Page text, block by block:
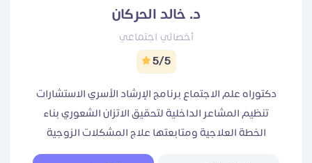
د. خالد الحركان
أخصائي اجتماعي
5/5
دكتوراه علم الاجتماع برنامج الإرشاد الأسري الاستشارات
تنظيم المشاعر الداخلية لتحقيق الاتزان الشعوري بناء
الخطة العلاجية ومتابعتها علاج المشكلات الزوجية
والأسرية والتربوية كوبون العملاء الجدد KHK كوبون